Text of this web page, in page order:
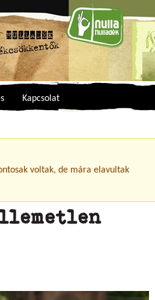
Kapcsolat
voltak, de mára elavultak